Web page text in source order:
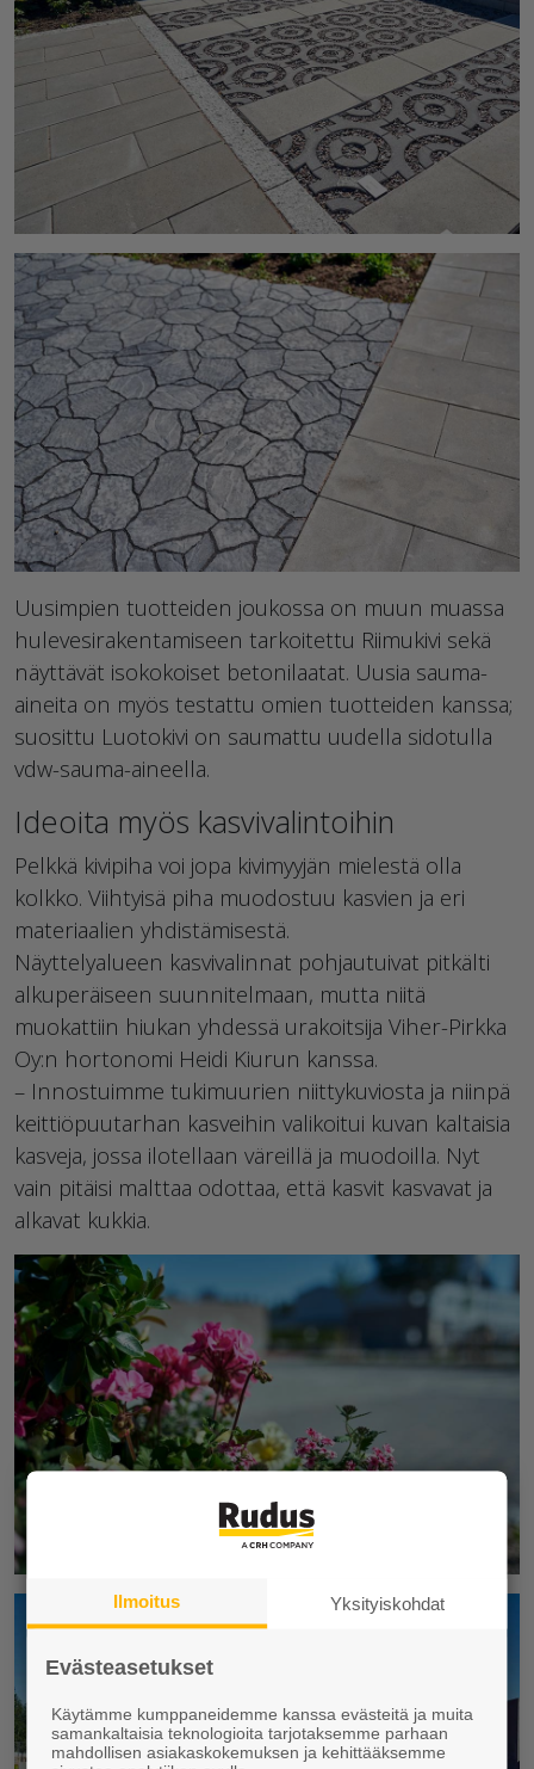
Uusimpien tuotteiden joukossa on muun muassa
hulevesirakentamiseen tarkoitettu Riimukivi sekä
näyttävät isokokoiset betonilaatat. Uusia sauma-
aineita on myös testattu omien tuotteiden kanssa;
suosittu Luotokivi on saumattu uudella sidotulla
vdw-sauma-aineella.
Ideoita myös kasvivalintoihin
Pelkkä kivipiha voi jopa kivimyyjän mielestä olla
kolkko. Viihtyisä piha muodostuu kasvien ja eri
materiaalien yhdistämisestä.
Näyttelyalueen kasvivalinnat pohjautuivat pitkälti
alkuperäiseen suunnitelmaan, mutta niitä
muokattiin hiukan yhdessä urakoitsija Viher-Pirkka
Oy:n hortonomi Heidi Kiurun kanssa.
– Innostuimme tukimuurien niittykuviosta ja niinpä
keittiöpuutarhan kasveihin valikoitui kuvan kaltaisia
kasveja, jossa ilotellaan väreillä ja muodoilla. Nyt
vain pitäisi malttaa odottaa, että kasvit kasvavat ja
alkavat kukkia.
Ilmoitus Yksityiskohdat
Evästeasetukset
Käytämme kumppaneidemme kanssa evästeitä ja muita
samankaltaisia teknologioita tarjotaksemme parhaan
mahdollisen asiakaskokemuksen ja kehittääksemme